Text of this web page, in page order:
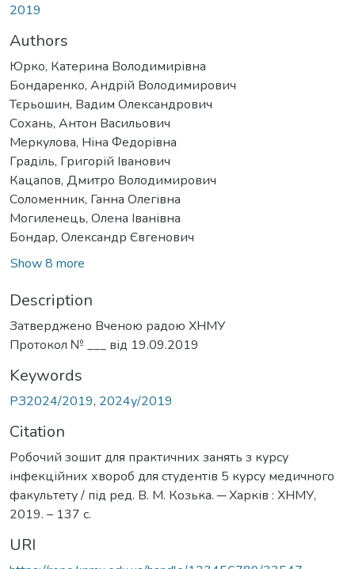
2019
Authors
Юрко, Катерина Володимирівна
Бондаренко, Андрій Володимирович
Тєрьошин, Вадим Олександрович
Сохань, Антон Васильович
Меркулова, Ніна Федорівна
Граділь, Григорій Іванович
Кацапов, Дмитро Володимирович
Соломенник, Ганна Олегівна
Могиленець, Олена Іванівна
Бондар, Олександр Євгенович
Show 8 more
Description
Затверджено Вченою радою ХНМУ
Протокол № ___ від 19.09.2019
Keywords
РЗ2024/2019, 2024у/2019
Citation
Робочий зошит для практичних занять з курсу
інфекційних хвороб для студентів 5 курсу медичного
факультету / під ред. В. М. Козька. ─ Харків : ХНМУ,
2019. – 137 с.
URI